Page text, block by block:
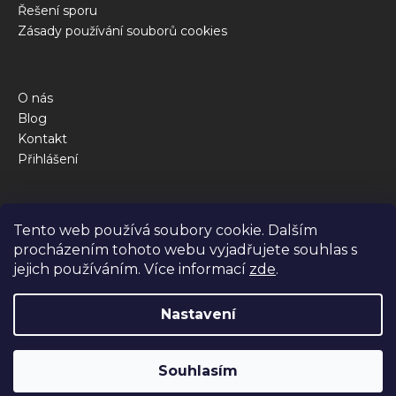
Tento web používá soubory cookie. Dalším
procházením tohoto webu vyjadřujete souhlas s
jejich používáním. Více informací zde.
Nastavení
Souhlasím
Řešení sporu
Zásady používání souborů cookies
O nás
Blog
Kontakt
Přihlášení
Obchod
Kalkulačka krmné dávky
Jak to funguje
BiBi FOOD . Všechna práva vyhrazena.